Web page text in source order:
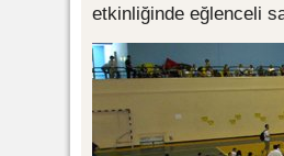
etkinliğinde eğlenceli